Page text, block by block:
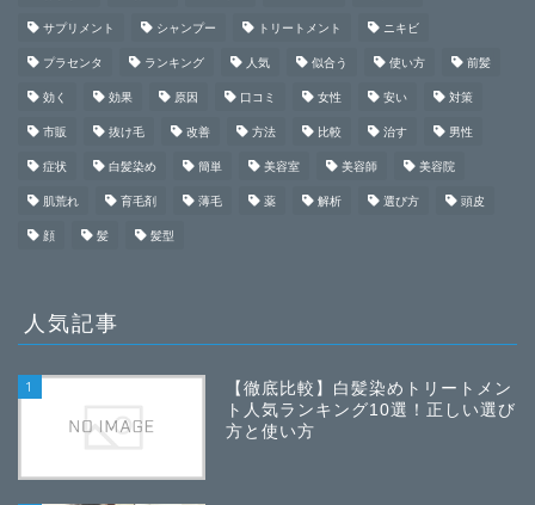
サプリメント シャンプー トリートメント ニキビ
プラセンタ ランキング 人気 似合う 使い方 前髪
効く 効果 原因 口コミ 女性 安い 対策
市販 抜け毛 改善 方法 比較 治す 男性
症状 白髪染め 簡単 美容室 美容師 美容院
肌荒れ 育毛剤 薄毛 薬 解析 選び方 頭皮
顔 髪 髪型
人気記事
1
【徹底比較】白髪染めトリートメン
ト人気ランキング10選！正しい選び
方と使い方